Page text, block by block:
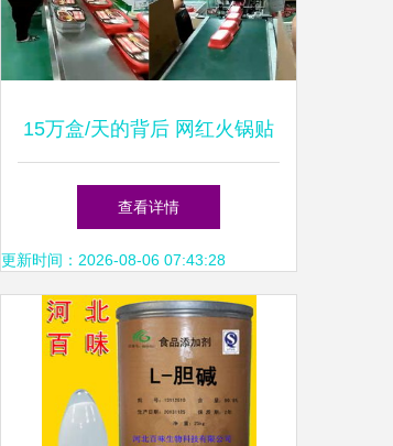
15万盒/天的背后 网红火锅贴
牌工厂与药品零售的交汇点
查看详情
更新时间：2026-08-06 07:43:28